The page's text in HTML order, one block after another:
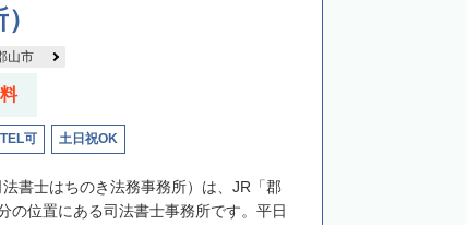
山市
可 土日祝OK
書士はちのき法務事務所）は、JR「郡
の位置にある司法書士事務所です。平日